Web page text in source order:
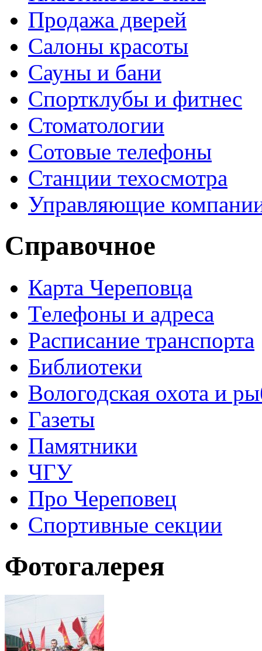
Продажа дверей
Салоны красоты
Сауны и бани
Спортклубы и фитнес
Стоматологии
Сотовые телефоны
Станции техосмотра
Управляющие
Справочное
Карта Череповца
Телефоны и адреса
Расписание транспорта
Библиотеки
Вологодская охота и
Газеты
Памятники
ЧГУ
Про Череповец
Спортивные секции
Фотогалерея